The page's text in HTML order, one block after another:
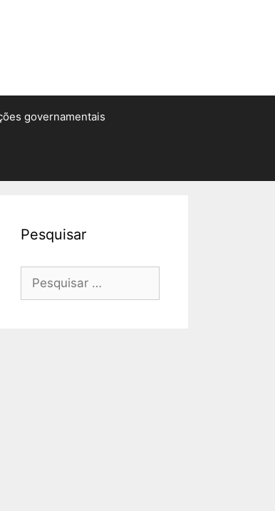
governamentais
Pesquisar
Pesquisar